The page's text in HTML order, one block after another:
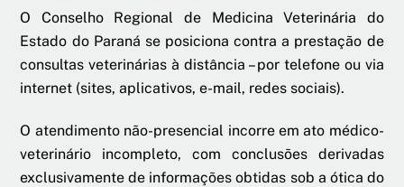
O Conselho Regional de Medicina Veterinária do
Estado do Paraná se posiciona contra a prestação de
consultas veterinárias à distância – por telefone ou via
internet (sites, aplicativos, e-mail, redes sociais).
O atendimento não-presencial incorre em ato médico-
veterinário incompleto, com conclusões derivadas
exclusivamente de informações obtidas sob a ótica do